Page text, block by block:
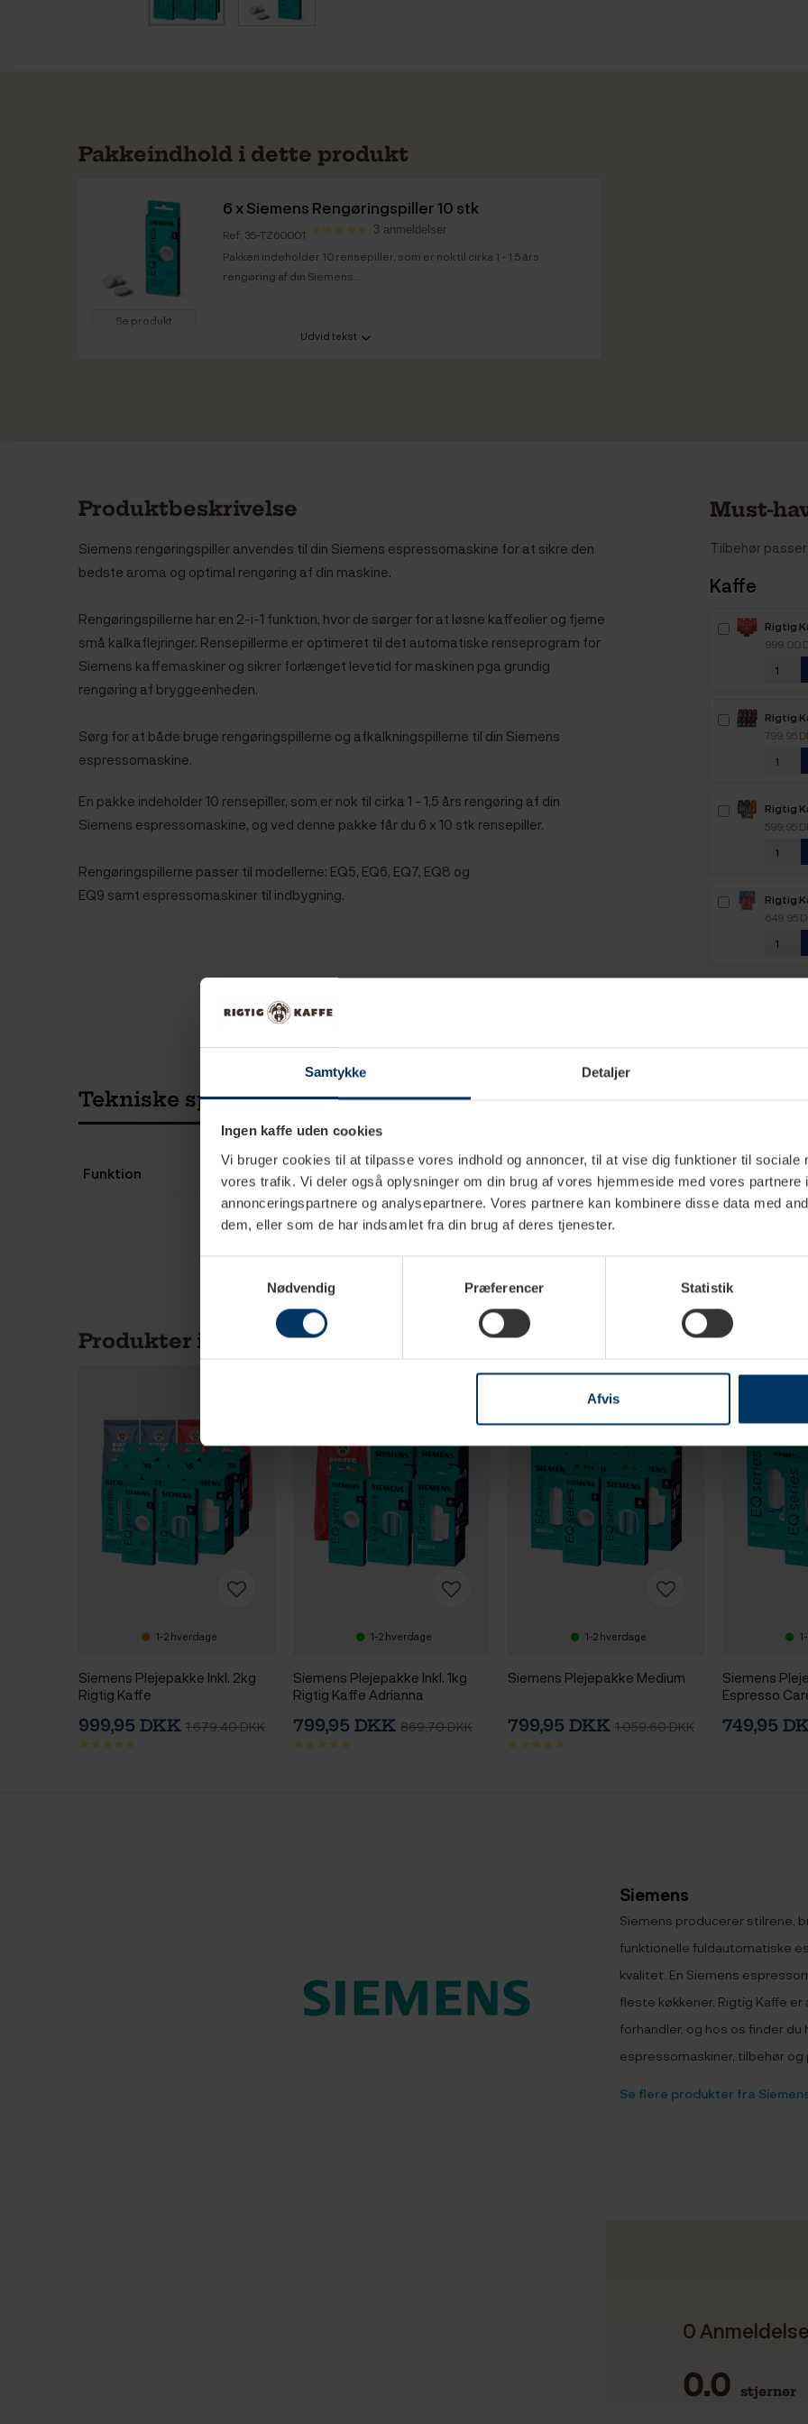
Samtykke Detaljer
Ingen kaffe uden cookies
Vi bruger cookies til at tilpasse vores indhold og annoncer, til at vise dig funktioner til sociale
vores trafik. Vi deler også oplysninger om din brug af vores hjemmeside med vores partnere
annonceringspartnere og analysepartnere. Vores partnere kan kombinere disse data med
dem, eller som de har indsamlet fra din brug af deres tjenester.
Nødvendig
Præferencer Statistik
Afvis
Pakkeindhold i dette produkt
Se produkt
6 xSiemens Rengøringspiller 10 stk
Ref: 35-TZ60001 3 anmeldelser
Pakken indeholder 10 rensepiller, som er nok til cirka 1 - 1,5 års
rengøring af din Siemens...
Udvid tekst
Produktbeskrivelse
Siemens rengøringspiller anvendes til din Siemens espressomaskine for at sikre den
bedste aroma og optimal rengøring af din maskine.
Rengøringspillerne har en 2-i-1 funktion, hvor de sørger for at løsne kaffeolier og fjerne
små kalkaflejringer. Rensepillerme er optimeret til det automatiske renseprogram for
Siemens kaffemaskiner og sikrer forlænget levetid for maskinen pga grundig
rengøring af bryggeenheden.
Sørg for at både bruge rengøringspillerne og afkalkningspillerne til din Siemens
espressomaskine.
En pakke indeholder 10 rensepiller, som er nok til cirka 1 - 1,5 års rengøring af din
Siemens espressomaskine, og ved denne pakke får du 6 x 10 stk rensepiller.
Rengøringspillerne passer til modellerne: EQ5, EQ6, EQ7, EQ8 og
EQ9 samt espressomaskiner til indbygning.
Must-
Tilbehør
Kaffe
Rigtig
Intenso
999,00
Rigtig
799,95
Rigtig
2,1kg
599,95
Rigtig
2,5kg
649,95
Tekniske specifikationer
Funktion Rensetabletter
Produkter i samme kategori
1-2 hverdage
Siemens Plejepakke Inkl. 2kg
Rigtig Kaffe
999,95 DKK 1.679,40 DKK
1-2 hverdage
Siemens Plejepakke Inkl. 1kg
Rigtig Kaffe Adrianna
799,95 DKK 869,70 DKK
1-2 hverdage
Siemens Plejepakke Medium
799,95 DKK 1.059,60 DKK
Siemens
Espresso
749,95
Siemens
Siemens producerer stilrene,
funktionelle fuldautomatiske
kvalitet. En Siemens
fleste køkkener. Rigtig Kaffe
forhandler, og hos os finder
espressomaskiner, tilbehør og
Se flere produkter fra
0 Anmeldelse
0.0 stjerner